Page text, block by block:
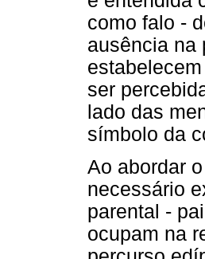
como falo -
ausência na
ser
lado das
símbolo da
Ao abordar
necessário
parental -
ocupam na